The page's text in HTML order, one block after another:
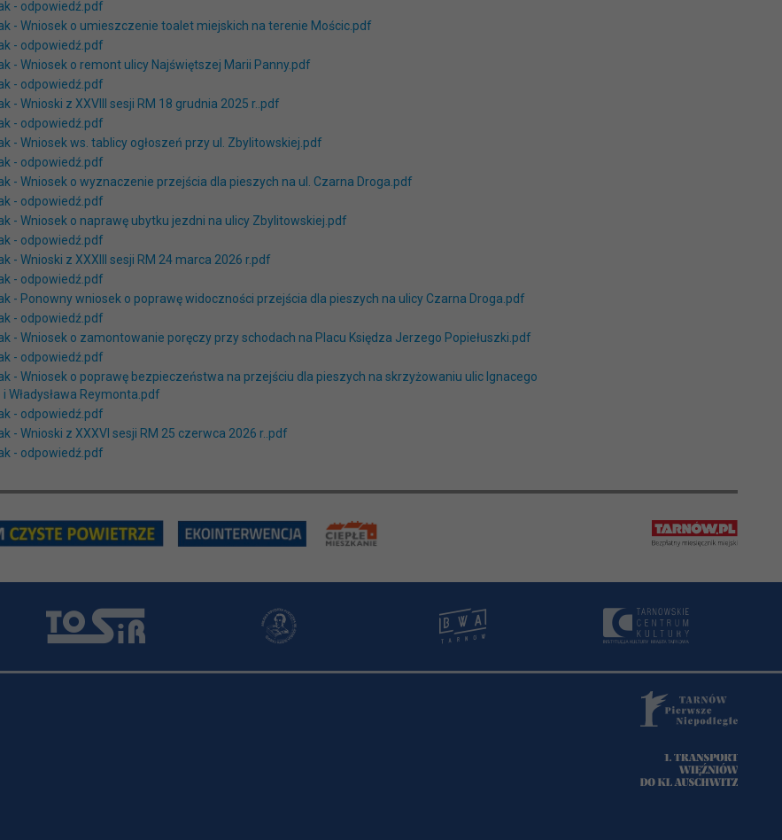
- odpowiedź.pdf
- Wniosek o umieszczenie toalet miejskich na terenie Mościc.pdf
- odpowiedź.pdf
- Wniosek o remont ulicy Najświętszej Marii Panny.pdf
- odpowiedź.pdf
- Wnioski z XXVIII sesji RM 18 grudnia 2025 r..pdf
- odpowiedź.pdf
- Wniosek ws. tablicy ogłoszeń przy ul. Zbylitowskiej.pdf
- odpowiedź.pdf
- Wniosek o wyznaczenie przejścia dla pieszych na ul. Czarna Droga.pdf
- odpowiedź.pdf
- Wniosek o naprawę ubytku jezdni na ulicy Zbylitowskiej.pdf
- odpowiedź.pdf
- Wnioski z XXXIII sesji RM 24 marca 2026 r.pdf
- odpowiedź.pdf
- Ponowny wniosek o poprawę widoczności przejścia dla pieszych na ulicy Czarna Droga.pdf
- odpowiedź.pdf
- Wniosek o zamontowanie poręczy przy schodach na Placu Księdza Jerzego Popiełuszki.pdf
- odpowiedź.pdf
- Wniosek o poprawę bezpieczeństwa na przejściu dla pieszych na skrzyżowaniu ulic Ignacego
Władysława Reymonta.pdf
- odpowiedź.pdf
- Wnioski z XXXVI sesji RM 25 czerwca 2026 r..pdf
- odpowiedź.pdf